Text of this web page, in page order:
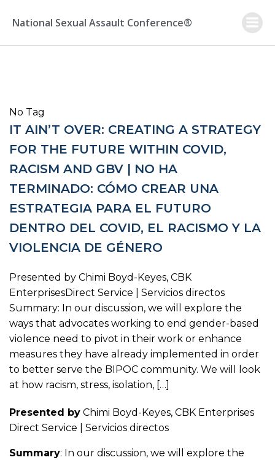
to
National Sexual Assault Conference®
No Tag
IT AIN’T OVER: CREATING A STRATEGY
FOR THE FUTURE WITHIN COVID,
RACISM AND GBV | NO HA
TERMINADO: CÓMO CREAR UNA
ESTRATEGIA PARA EL FUTURO
DENTRO DEL COVID, EL RACISMO Y LA
VIOLENCIA DE GÉNERO
Presented by Chimi Boyd-Keyes, CBK
EnterprisesDirect Service | Servicios directos
Summary: In our discussion, we will explore the
ways that advocates working to end gender-based
violence need to pivot in their work or enhance
measures they have already implemented in order
to better serve the BIPOC community. We will look
at how racism, stress, isolation, […]
Presented by Chimi Boyd-Keyes, CBK Enterprises
Direct Service | Servicios directos
Summary: In our discussion, we will explore the